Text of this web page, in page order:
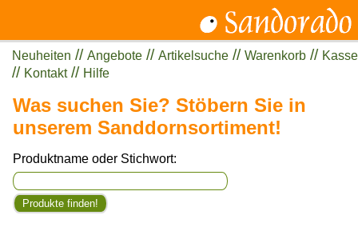
Neuheiten // Angebote // Artikelsuche // Warenkorb // Kasse
// Kontakt// Hilfe
Was suchen Sie? Stöbern Sie in
unserem Sanddornsortiment!
Produktname oder Stichwort: